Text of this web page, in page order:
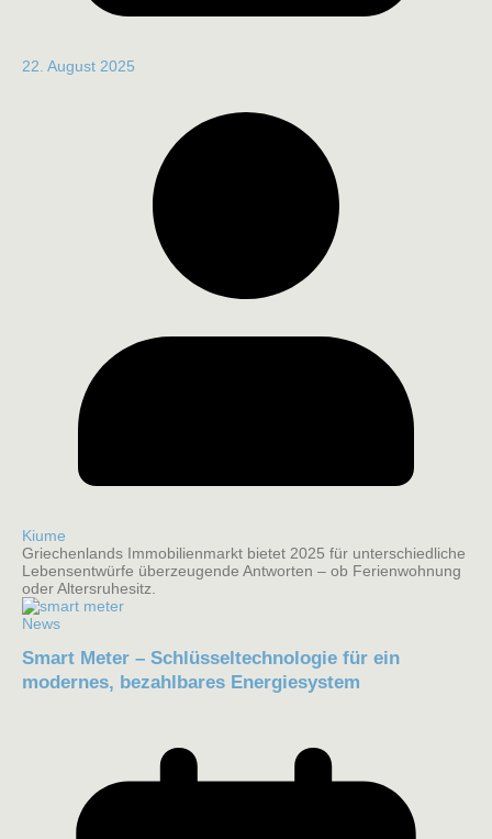
22. August 2025
Kiume
Griechenlands Immobilienmarkt bietet 2025 für unterschiedliche
Lebensentwürfe überzeugende Antworten – ob Ferienwohnung
oder Altersruhesitz.
News
Smart Meter – Schlüsseltechnologie für ein
modernes, bezahlbares Energiesystem